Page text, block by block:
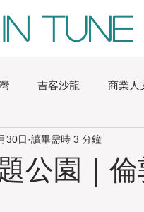
In
吉客沙龍 商業人
Boston
公園｜
30日 讀畢需時 3 分鐘